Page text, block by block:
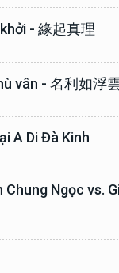
- 緣起真理
vân - 名利如浮
A Di Đà Kinh
Chung Ngọc vs.